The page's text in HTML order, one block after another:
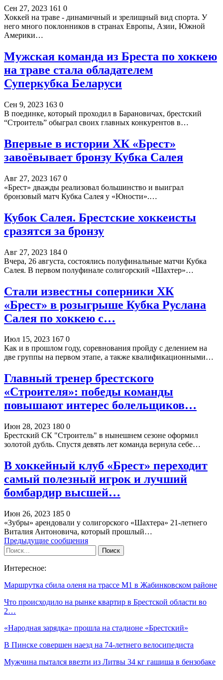
Сен 27, 2023 161 0
Хоккей на траве - динамичный и зрелищный вид спорта. У
него много поклонников в странах Европы, Азии, Южной
Америки…
Мужская команда из Бреста по хоккею
на траве стала обладателем
Суперкубка Беларуси
Сен 9, 2023 163 0
В поединке, который проходил в Барановичах, брестский
“Строитель” обыграл своих главных конкурентов в…
Впервые в истории ХК «Брест»
завоёвывает бронзу Кубка Салея
Авг 27, 2023 167 0
«Брест» дважды реализовал большинство и выиграл
бронзовый матч Кубка Салея у «Юности».…
Кубок Салея. Брестские хоккеисты
сразятся за бронзу
Авг 27, 2023 184 0
Вчера, 26 августа, состоялись полуфинальные матчи Кубка
Салея. В первом полуфинале солигорский «Шахтер»…
Стали известны соперники ХК
«Брест» в розыгрыше Кубка Руслана
Салея по хоккею с…
Июл 15, 2023 167 0
Как и в прошлом году, соревнования пройду с делением на
две группы на первом этапе, а также квалификационными…
Главный тренер брестского
«Строителя»: победы команды
повышают интерес болельщиков…
Июн 28, 2023 180 0
Брестский СК "Строитель" в нынешнем сезоне оформил
золотой дубль. Спустя девять лет команда вернула себе…
В хоккейный клуб «Брест» переходит
самый полезный игрок и лучший
бомбардир высшей…
Июн 26, 2023 185 0
«Зубры» арендовали у солигорского «Шахтера» 21-летнего
Виталия Антоновича, который прошлый…
Предыдущие сообщения
Интересное:
Маршрутка сбила оленя на трассе М1 в Жабинковском районе
Что происходило на рынке квартир в Брестской области во
2…
«Народная зарядка» прошла на стадионе «Брестский»
В Пинске совершен наезд на 74-летнего велосипедиста
Мужчина пытался ввезти из Литвы 34 кг гашиша в бензобаке